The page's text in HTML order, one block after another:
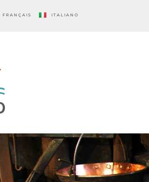
FRANÇAIS ITALIANO